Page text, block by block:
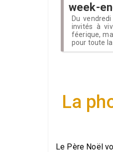
week-
Du
invités à
féerique,
pour toute
La
Le Père Noël